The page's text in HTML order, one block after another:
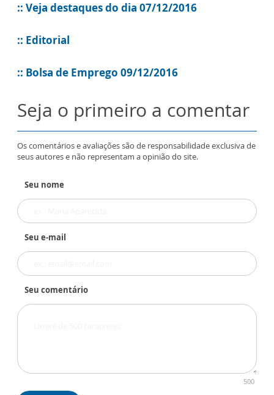
:: Veja destaques do dia 07/12/2016
:: Editorial
:: Bolsa de Emprego 09/12/2016
Seja o primeiro a comentar
Os comentários e avaliações são de responsabilidade exclusiva de
seus autores e não representam a opinião do site.
Seu nome
Seu e-mail
Seu comentário
500